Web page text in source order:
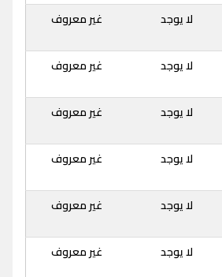
لا يوجد غير معروف
لا يوجد غير معروف
لا يوجد غير معروف
لا يوجد غير معروف
لا يوجد غير معروف
لا يوجد غير معروف